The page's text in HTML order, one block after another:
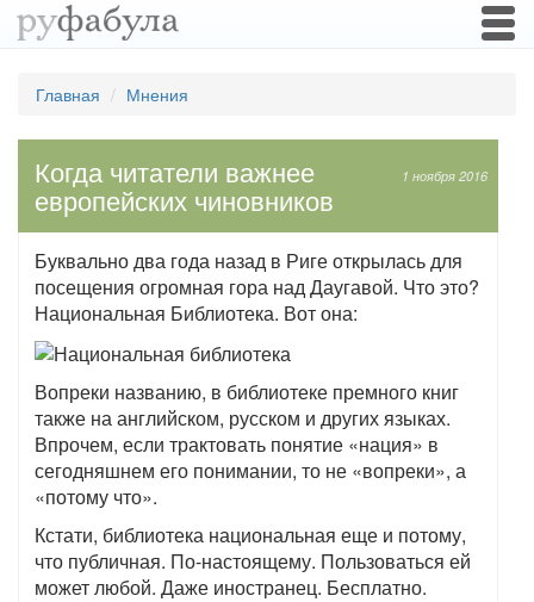
Главная Мнения
1 ноября 2016
Когда читатели важнее
европейских чиновников
Буквально два года назад в Риге открылась для
посещения огромная гора над Даугавой. Что это?
Национальная Библиотека. Вот она:
Вопреки названию, в библиотеке премного книг
также на английском, русском и других языках.
Впрочем, если трактовать понятие «нация» в
сегодняшнем его понимании, то не «вопреки», а
«потому что».
Кстати, библиотека национальная еще и потому,
что публичная. По-настоящему. Пользоваться ей
может любой. Даже иностранец. Бесплатно.